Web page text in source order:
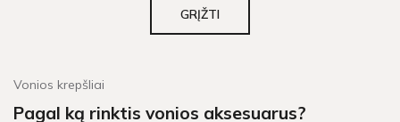
GRĮŽTI
Vonios krepšliai
Pagal ką rinktis vonios aksesuarus?